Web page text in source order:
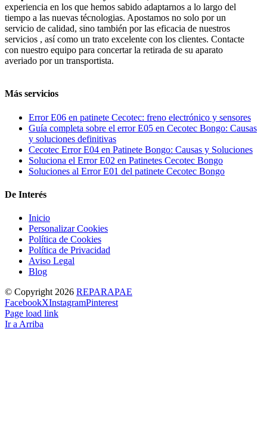
experiencia en los que hemos sabido adaptarnos a lo largo del
tiempo a las nuevas técnologias. Apostamos no solo por un
servicio de calidad, sino también por las eficacia de nuestros
servicios , así como un trato excelente con los clientes. Contacte
con nuestro equipo para concertar la retirada de su aparato
averiado por un transportista.
Más servicios
Error E06 en patinete Cecotec: freno electrónico y sensores
Guía completa sobre el error E05 en Cecotec Bongo: Causas
y soluciones definitivas
Cecotec Error E04 en Patinete Bongo: Causas y Soluciones
Soluciona el Error E02 en Patinetes Cecotec Bongo
Soluciones al Error E01 del patinete Cecotec Bongo
De Interés
Inicio
Personalizar Cookies
Política de Cookies
Política de Privacidad
Aviso Legal
Blog
© Copyright 2026 REPARAPAE
FacebookXInstagramPinterest
Page load link
Ir a Arriba